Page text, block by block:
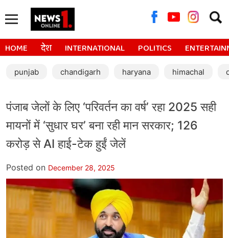
for:
HOME देश INTERNATIONAL POLITICS
punjab chandigarh haryana himachal
पंजाब जेलों के लिए ‘परिवर्तन का वर्ष’ रहा 2025 सही
मायनों में ‘सुधार घर’ बना रही मान सरकार; 126
करोड़ से AI हाई-टेक हुईं जेलें
Posted on December 28, 2025